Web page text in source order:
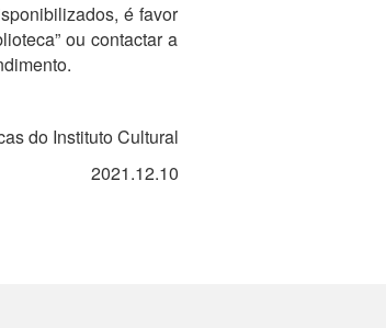
é favor
ou contactar a
do Instituto Cultural
2021.12.10